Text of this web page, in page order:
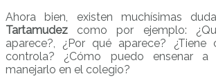
Ahora bien, existen muchísimas
Tartamudez como por ejemplo:
aparece?, ¿Por qué aparece? ¿Tiene
controla? ¿Cómo puedo ensenar
manejarlo en el colegio?